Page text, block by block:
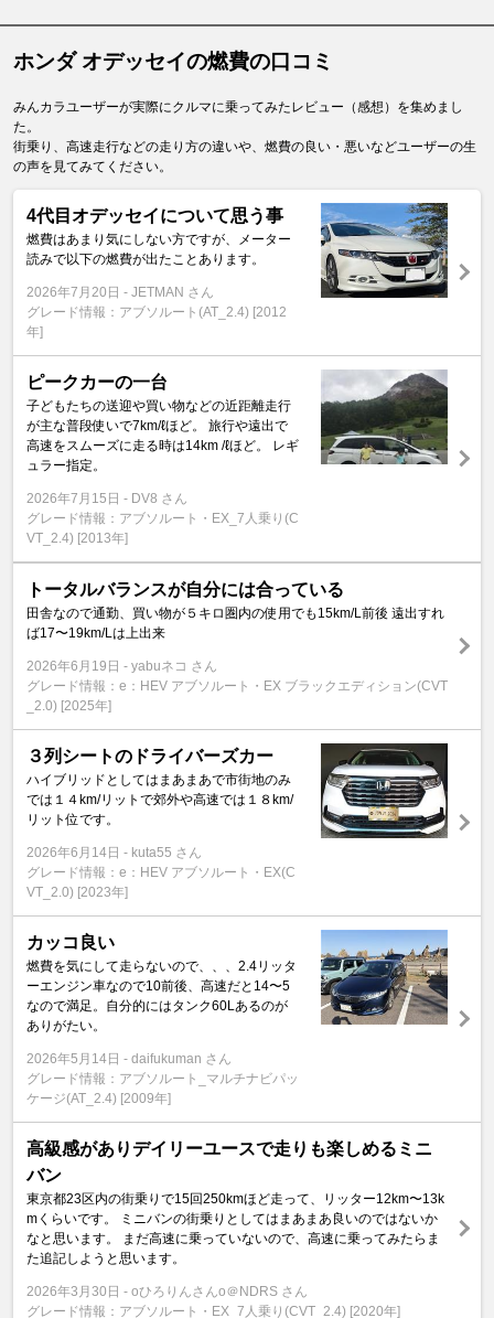
ホンダ オデッセイの燃費の口コミ
みんカラユーザーが実際にクルマに乗ってみたレビュー（感想）を集めまし
た。
街乗り、高速走行などの走り方の違いや、燃費の良い・悪いなどユーザーの生
の声を見てみてください。
4代目オデッセイについて思う事
燃費はあまり気にしない方ですが、メーター
読みで以下の燃費が出たことあります。
2026年7月20日
JETMAN さん
グレード情報：アブソルート(AT_2.4) [2012
年]
ピークカーの一台
子どもたちの送迎や買い物などの近距離走行
が主な普段使いで7km/ℓほど。 旅行や遠出で
高速をスムーズに走る時は14km /ℓほど。 レギ
ュラー指定。
2026年7月15日
DV8 さん
グレード情報：アブソルート・EX_7人乗り(C
VT_2.4) [2013年]
トータルバランスが自分には合っている
田舎なので通勤、買い物が５キロ圏内の使用でも15km/L前後 遠出すれ
ば17〜19km/Lは上出来
2026年6月19日
yabuネコ さん
グレード情報：e：HEV アブソルート・EX ブラックエディション(CVT
_2.0) [2025年]
３列シートのドライバーズカー
ハイブリッドとしてはまあまあで市街地のみ
では１４km/リットで郊外や高速では１８km/
リット位です。
2026年6月14日
kuta55 さん
グレード情報：e：HEV アブソルート・EX(C
VT_2.0) [2023年]
カッコ良い
燃費を気にして走らないので、、、2.4リッタ
ーエンジン車なので10前後、高速だと14〜5
なので満足。自分的にはタンク60Lあるのが
ありがたい。
2026年5月14日
daifukuman さん
グレード情報：アブソルート_マルチナビパッ
ケージ(AT_2.4) [2009年]
高級感がありデイリーユースで走りも楽しめるミニ
バン
東京都23区内の街乗りで15回250kmほど走って、リッター12km〜13k
mくらいです。 ミニバンの街乗りとしてはまあまあ良いのではないか
なと思います。 まだ高速に乗っていないので、高速に乗ってみたらま
た追記しようと思います。
2026年3月30日
oひろりんさんo＠NDRS さん
グレード情報：アブソルート・EX_7人乗り(CVT_2.4) [2020年]